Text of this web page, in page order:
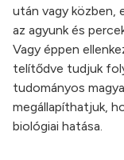
után vagy közben,
az agyunk és
Vagy éppen
telítődve tudjuk
tudományos
megállapíthatjuk,
biológiai hatása.